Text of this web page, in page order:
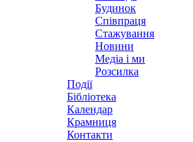
Будинок
Співпраця
Стажування
Новини
Медіа і ми
Розсилка
Події
Бібліотека
Календар
Крамниця
Контакти